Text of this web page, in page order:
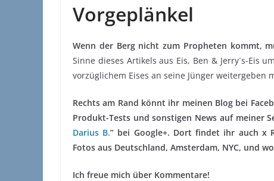
Vorgeplänkel
Wenn der Berg nicht zum Propheten kommt,
Sinne dieses Artikels aus Eis, Ben & Jerry´s-Eis
vorzüglichem Eises an seine Jünger weitergeben
Rechts am Rand könnt ihr meinen Blog bei
Produkt-Tests und sonstigen News auf meiner
Darius B.” bei Google+. Dort findet ihr auch x
Fotos aus Deutschland, Amsterdam, NYC, und
Ich freue mich über Kommentare!